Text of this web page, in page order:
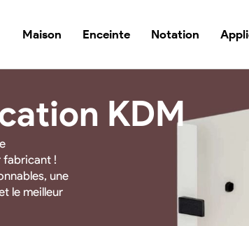
Maison Enceinte Notation
KDM
fabricant !
une
le meilleur